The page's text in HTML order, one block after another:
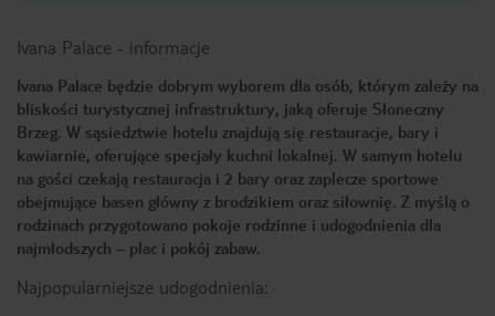
Ivana Palace - informacje
Ivana Palace będzie dobrym wyborem dla osób, którym zależy na
bliskości turystycznej infrastruktury, jaką oferuje Słoneczny
Brzeg. W sąsiedztwie hotelu znajdują się restauracje, bary i
kawiarnie, oferujące specjały kuchni lokalnej. W samym hotelu
na gości czekają restauracja i 2 bary oraz zaplecze sportowe
obejmujące basen główny z brodzikiem oraz siłownię. Z myślą o
rodzinach przygotowano pokoje rodzinne i udogodnienia dla
najmłodszych – plac i pokój zabaw.
Najpopularniejsze udogodnienia: